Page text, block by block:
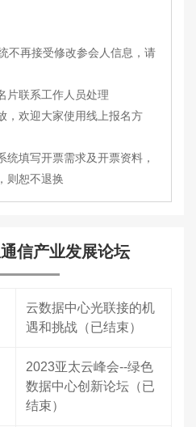
不再接受修改参会人信息，请
片联系工作人员处理
，欢迎大家使用线上报名方
填写开票需求及开票资料，
则恕不退换
信产业发展论坛
云数据中心光联接的机
遇和挑战（已结束）
2023亚太云峰会--绿色
数据中心创新论坛（已
结束）